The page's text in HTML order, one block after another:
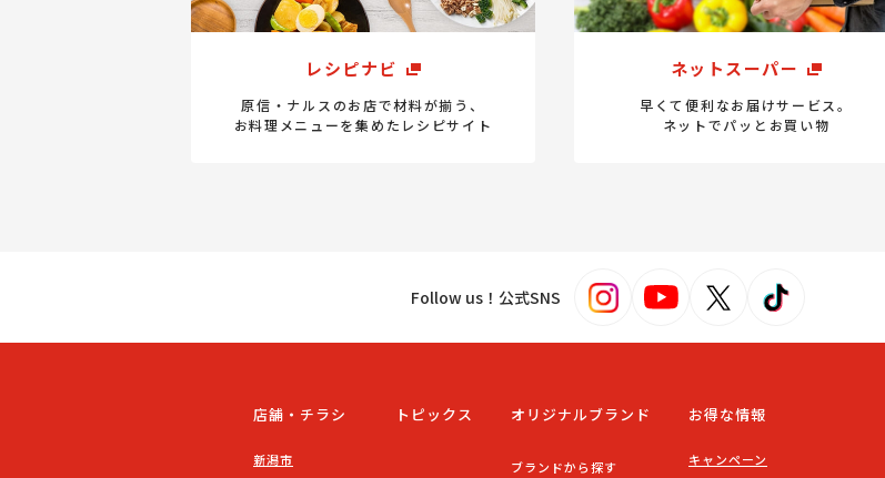
レシピナビ
原信・ナルスのお店で材料が揃う、
お料理メニューを集めたレシピサイト
ネットスーパー
早くて便利なお届けサービス。
ネットでパッとお買い物
Follow us！公式SNS
店舗・チラシ
新潟市
トピックス オリジナルブランド
ブランドから探す
お得な情報
キャンペーン